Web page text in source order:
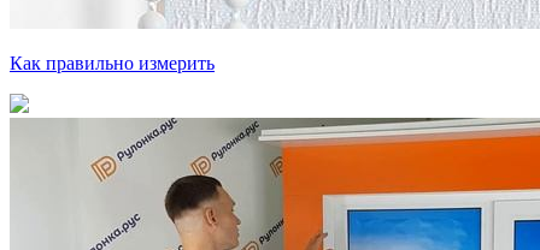
Как правильно измерить